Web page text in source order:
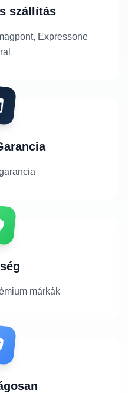
szállítás
Expressone
márkák